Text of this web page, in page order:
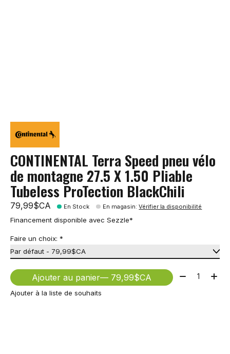
CONTINENTAL Terra Speed pneu vélo
de montagne 27.5 X 1.50 Pliable
Tubeless ProTection BlackChili
79,99$CA En Stock En magasin:Vérifier la disponibilité
Financement disponible avec Sezzle*
Faire un choix: *
Ajouter au panier — 79,99$CA Quantité:
Ajouter à la liste de souhaits